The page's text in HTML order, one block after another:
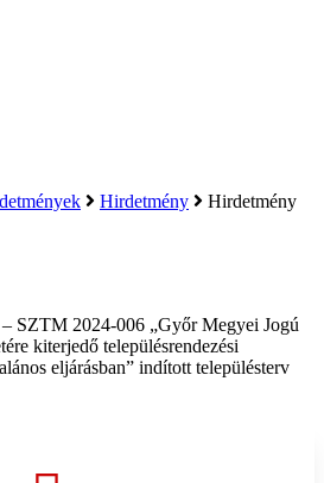
Hirdetmény
Hirdetmény
SZTM 2024-006 „Győr Megyei Jogú
kiterjedő településrendezési
eljárásban” indított településterv